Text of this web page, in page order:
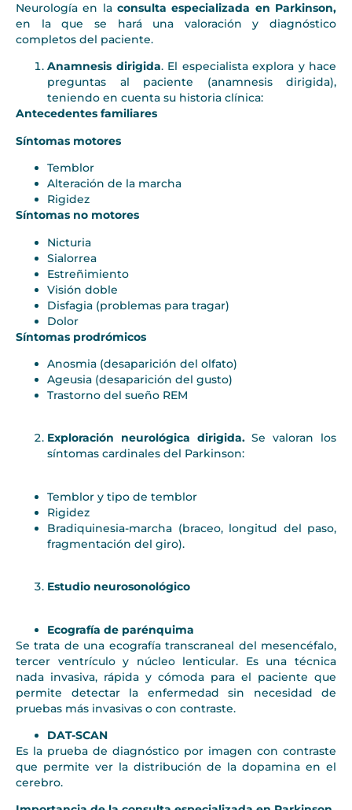
Neurología en la consulta especializada en Parkinson,
en la que se hará una valoración y diagnóstico
completos del paciente.
Anamnesis dirigida. El especialista explora y hace
preguntas al paciente (anamnesis dirigida),
teniendo en cuenta su historia clínica:
Antecedentes familiares
Síntomas motores
Temblor
Alteración de la marcha
Rigidez
Síntomas no motores
Nicturia
Sialorrea
Estreñimiento
Visión doble
Disfagia (problemas para tragar)
Dolor
Síntomas prodrómicos
Anosmia (desaparición del olfato)
Ageusia (desaparición del gusto)
Trastorno del sueño REM
Exploración neurológica dirigida.Se valoran los
síntomas cardinales del Parkinson:
Temblor y tipo de temblor
Rigidez
Bradiquinesia-marcha (braceo, longitud del paso,
fragmentación del giro).
Estudio neurosonológico
Ecografía de parénquima
Se trata de una ecografía transcraneal del mesencéfalo,
tercer ventrículo y núcleo lenticular. Es una técnica
nada invasiva, rápida y cómoda para el paciente que
permite detectar la enfermedad sin necesidad de
pruebas más invasivas o con contraste.
DAT-SCAN
Es la prueba de diagnóstico por imagen con contraste
que permite ver la distribución de la dopamina en el
cerebro.